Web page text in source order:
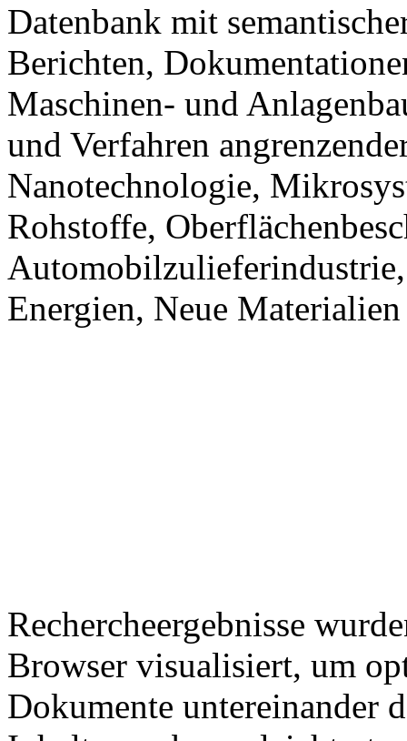
Datenbank mit
Berichten,
Maschinen- und
und Verfahren
Nanotechnologie,
Rohstoffe,
Energien, Neue
Rechercheergebnisse
Browser visualisiert, um
Dokumente untereinander